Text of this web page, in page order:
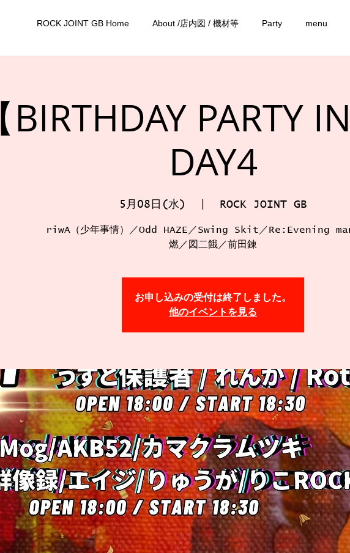
ROCK JOINT GB Home About /店内図 / 機材等 Party menu
【BIRTHDAY PARTY
DAY4
5月08日(水) ROCK JOINT GB
riwA（少年事情）／Odd HAZE／Swing Skit／Re:Evening
燃／図二餓／前田錬
お申し込みの受付は終了しました。
他のイベントを見る